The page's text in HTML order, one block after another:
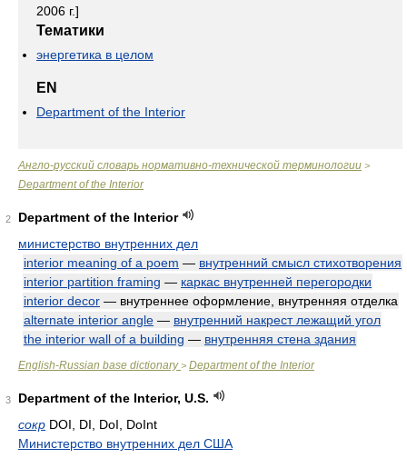
2006 г.]
Тематики
энергетика в целом
EN
Department of the Interior
Англо-русский словарь нормативно-технической терминологии >
Department of the Interior
2
Department of the Interior
министерство внутренних дел
interior meaning of a poem — внутренний смысл стихотворения
interior partition framing — каркас внутренней перегородки
interior decor — внутреннее оформление, внутренняя отделка
alternate interior angle — внутренний накрест лежащий угол
the interior wall of a building — внутренняя стена здания
English-Russian base dictionary> Department of the Interior
3
Department of the Interior, U.S.
сокр DOI, DI, DoI, DoInt
Министерство внутренних дел США